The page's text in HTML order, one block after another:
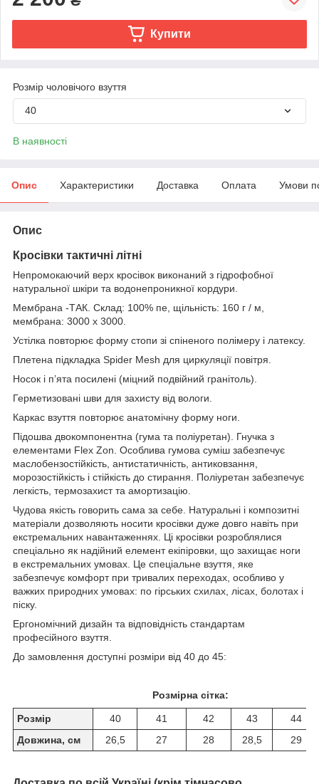
Купити
Розмір чоловічого взуття
40
В наявності
Опис Характеристики Доставка Оплата Умови
Опис
Кросівки тактичні літні
Непромокаючий верх кросівок виконаний з гідрофобної
натуральної шкіри та водонепроникної кордури.
Мембрана -ТАК. Склад: 100% пе, щільність: 160 г / м,
мембрана: 3000 х 3000.
Устілка повторює форму стопи зі спіненого полімеру і латексу.
Плетена підкладка Spider Mesh для циркуляції повітря.
Носок і п’ята посилені (міцний подвійний гранітоль).
Герметизовані шви для захисту від вологи.
Каркас взуття повторює анатомічну форму ноги.
Підошва двокомпонентна (гума та поліуретан). Гнучка з
елементами Flex Zon. Особлива гумова суміш забезпечує
маслобензостійкість, антистатичність, антиковзання,
морозостійкість і стійкість до стирання. Поліуретан забезпечує
легкість, термозахист та амортизацію.
Чудова якість говорить сама за себе. Натуральні і композитні
матеріали дозволяють носити кросівки дуже довго навіть при
екстремальних навантаженнях. Ці кросівки розроблялися
спеціально як надійний елемент екіпіровки, що захищає ноги
в екстремальних умовах. Це спеціальне взуття, яке
забезпечує комфорт при тривалих переходах, особливо у
важких природних умовах: по гірських схилах, лісах, болотах і
піску.
Ергономічний дизайн та відповідність стандартам
професійного взуття.
До замовлення доступні розміри від 40 до 45:
Розмірна сітка:
Розмір 40 41 42 43
44
Довжина, см
26,5 27 28 28,5 29